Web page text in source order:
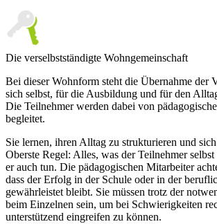
Die verselbstständigte Wohngemeinschaft
Bei dieser Wohnform steht die Übernahme der
sich selbst, für die Ausbildung und für den
Die Teilnehmer werden dabei von
begleitet.
Sie lernen, ihren Alltag zu strukturieren und
Oberste Regel: Alles, was der Teilnehmer
er auch tun. Die pädagogischen Mitarbeiter
dass der Erfolg in der Schule oder in der
gewährleistet bleibt. Sie müssen trotz der
beim Einzelnen sein, um bei Schwierigkeiten
unterstützend eingreifen zu können.